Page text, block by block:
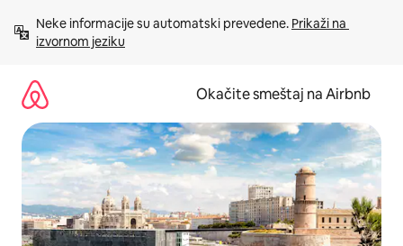
sadržaj
Neke informacije su automatski prevedene. Prikaži na
izvornom jeziku
Okačite smeštaj na Airbnb